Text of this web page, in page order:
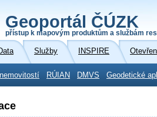
Geoportál ČÚZK
přístup k mapovým produktům a službám
Služby INSPIRE
RÚIAN DMVS Geodetické